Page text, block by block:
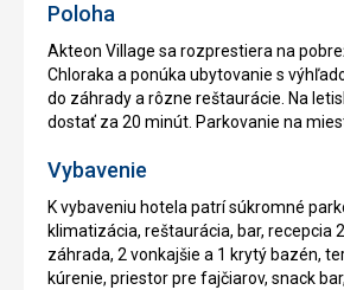
Poloha
Akteon Village sa rozprestiera na
Chloraka a ponúka ubytovanie s
do záhrady a rôzne reštaurácie. Na
dostať za 20 minút. Parkovanie na
Vybavenie
K vybaveniu hotela patrí súkromné
klimatizácia, reštaurácia, bar, recepcia
záhrada, 2 vonkajšie a 1 krytý bazén,
kúrenie, priestor pre fajčiarov, snack